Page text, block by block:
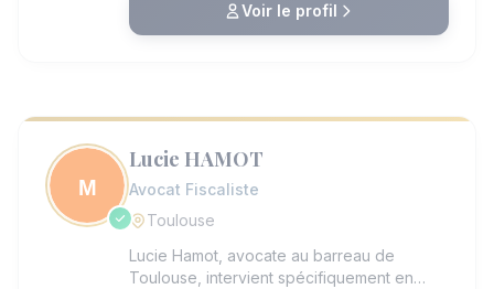
un accompagnement personnalisé. Le
cabinet, à taille humaine, privilégie la
engagement dans le règlement de dossiers
complexes, tout en proposant un service
accessible, notamment via la prise de
rendez-vous en ligne.
Voir le profil
Lucie HAMOT
Avocat Fiscaliste
Toulouse
Lucie Hamot, avocate au barreau de
Toulouse, intervient spécifiquement en